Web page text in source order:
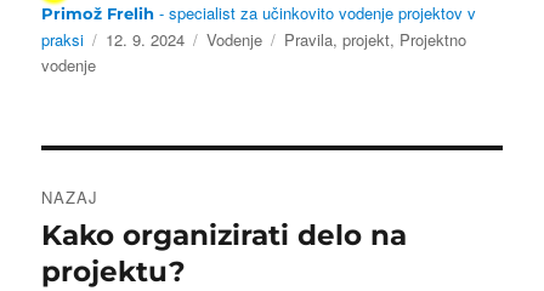
Primož Frelih - specialist za učinkovito vodenje projektov v
praksi
Objavljeno
12. 9. 2024 Kategorije
Vodenje Oznake
Pravila,projekt, Projektno
vodenje
prispevka
NAZAJ
Prejšnji
prispevek:
Kako organizirati delo na
projektu?